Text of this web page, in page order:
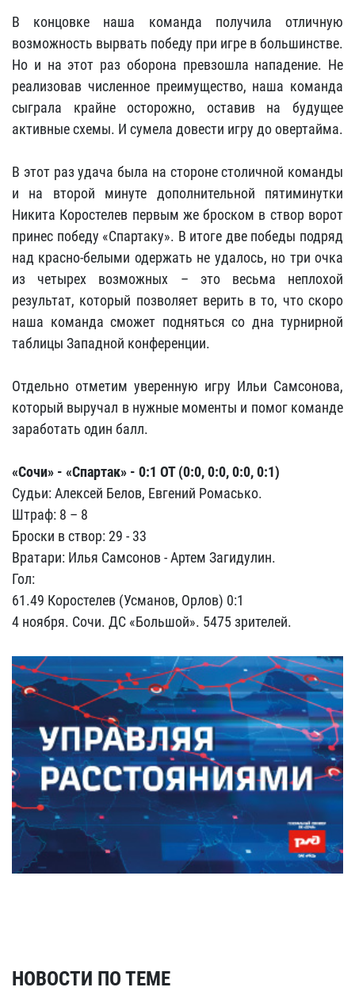
В концовке наша команда получила отличную
возможность вырвать победу при игре в большинстве.
Но и на этот раз оборона превзошла нападение. Не
реализовав численное преимущество, наша команда
сыграла крайне осторожно, оставив на будущее
активные схемы. И сумела довести игру до овертайма.
В этот раз удача была на стороне столичной команды
и на второй минуте дополнительной пятиминутки
Никита Коростелев первым же броском в створ ворот
принес победу «Спартаку». В итоге две победы подряд
над красно-белыми одержать не удалось, но три очка
из четырех возможных – это весьма неплохой
результат, который позволяет верить в то, что скоро
наша команда сможет подняться со дна турнирной
таблицы Западной конференции.
Отдельно отметим уверенную игру Ильи Самсонова,
который выручал в нужные моменты и помог команде
заработать один балл.
«Сочи» - «Спартак» - 0:1 ОТ (0:0, 0:0, 0:0, 0:1)
Судьи: Алексей Белов, Евгений Ромасько.
Штраф: 8 – 8
Броски в створ: 29 - 33
Вратари: Илья Самсонов - Артем Загидулин.
Гол:
61.49 Коростелев (Усманов, Орлов) 0:1
4 ноября. Сочи. ДС «Большой». 5475 зрителей.
НОВОСТИ ПО ТЕМЕ